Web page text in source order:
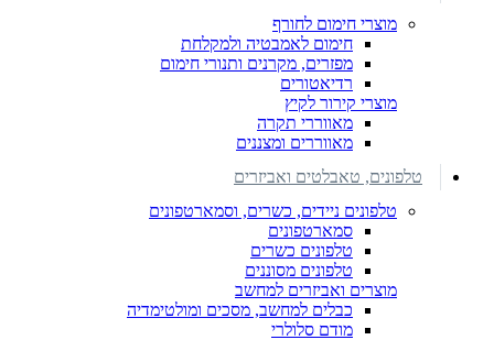
מוצרי חימום לחורף
חימום לאמבטיה ולמקלחת
מפזרים, מקרנים ותנורי חימום
רדיאטורים
מוצרי קירור לקיץ
מאווררי תקרה
מאווררים ומצננים
טלפונים, טאבלטים ואביזרים
טלפונים ניידים, כשרים, וסמארטפונים
סמארטפונים
טלפונים כשרים
טלפונים מסוננים
מוצרים ואביזרים למחשב
כבלים למחשב, מסכים ומולטימדיה
מודם סלולרי